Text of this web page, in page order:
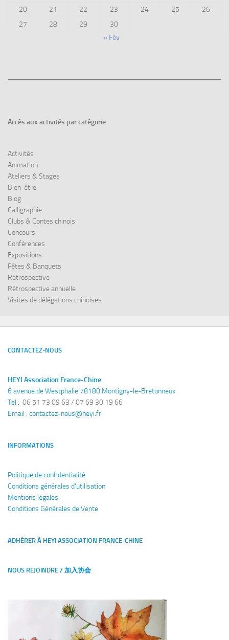
20
21 22 23 24 25
26
27
28 29
30
« Fév
Accès aux activités par catégorie
Activités
Animation
Ateliers & Stages
Bien-être
Blog
Calligraphie
Clubs & Contes chinois
Concours
Conférences
Expositions
Fêtes & Banquets
Rétrospective
Rétrospective annuelle
Visites de délégations chinoises
CONTACTEZ-NOUS
HEYI Association France-Chine
6 avenue de Westphalie 78180 Montigny-le-Bretonneux
Tel : 06 51 73 09 63 / 07 69 30 19 66
Email : contactez-nous@heyi.fr
INFORMATIONS
Politique de confidentialité
Conditions générales d'utilisation
Mentions légales
Conditions Générales de Vente
ADHÉRER À HEYI ASSOCIATION FRANCE-CHINE
NOUS REJOINDRE / 加入协会